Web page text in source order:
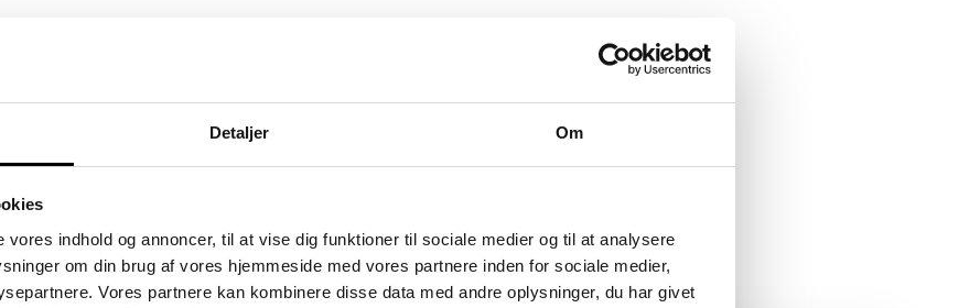
Detaljer Om
indhold og annoncer, til at vise dig funktioner til sociale medier og til at analysere
om din brug af vores hjemmeside med vores partnere inden for sociale medier,
Vores partnere kan kombinere disse data med andre oplysninger, du har givet